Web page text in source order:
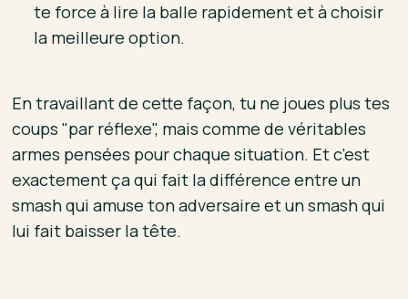
te force à lire la balle rapidement et à choisir
la meilleure option.
En travaillant de cette façon, tu ne joues plus tes
coups "par réflexe", mais comme de véritables
armes pensées pour chaque situation. Et c’est
exactement ça qui fait la différence entre un
smash qui amuse ton adversaire et un smash qui
lui fait baisser la tête.